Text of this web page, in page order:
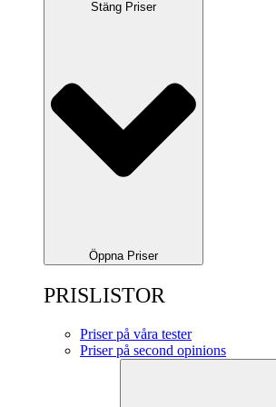
Stäng Priser
Öppna Priser
PRISLISTOR
Priser på våra tester
Priser på second opinions